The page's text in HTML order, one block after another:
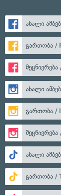
ახალი
გართობა /
ახალი
გართობა /
ახალი
გართობა /